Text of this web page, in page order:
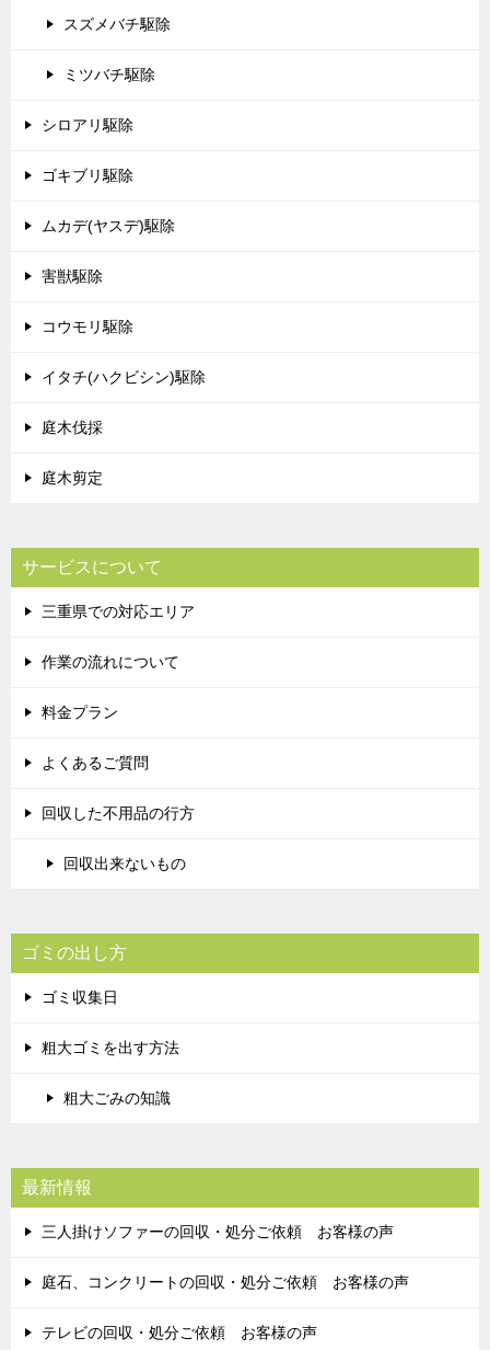
スズメバチ駆除
ミツバチ駆除
シロアリ駆除
ゴキブリ駆除
ムカデ(ヤスデ)駆除
害獣駆除
コウモリ駆除
イタチ(ハクビシン)駆除
庭木伐採
庭木剪定
サービスについて
三重県での対応エリア
作業の流れについて
料金プラン
よくあるご質問
回収した不用品の行方
回収出来ないもの
ゴミの出し方
ゴミ収集日
粗大ゴミを出す方法
粗大ごみの知識
最新情報
三人掛けソファーの回収・処分ご依頼 お客様の声
庭石、コンクリートの回収・処分ご依頼 お客様の声
テレビの回収・処分ご依頼 お客様の声